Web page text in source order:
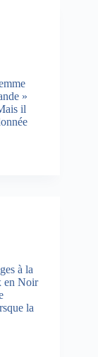
»
il
à la
en Noir
la